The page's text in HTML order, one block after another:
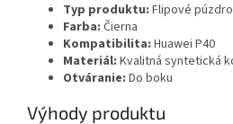
Typ produktu: Flipové púzdro
Farba: Čierna
Kompatibilita: Huawei P40
Materiál: Kvalitná syntetická
Otváranie: Do boku
Výhody produktu